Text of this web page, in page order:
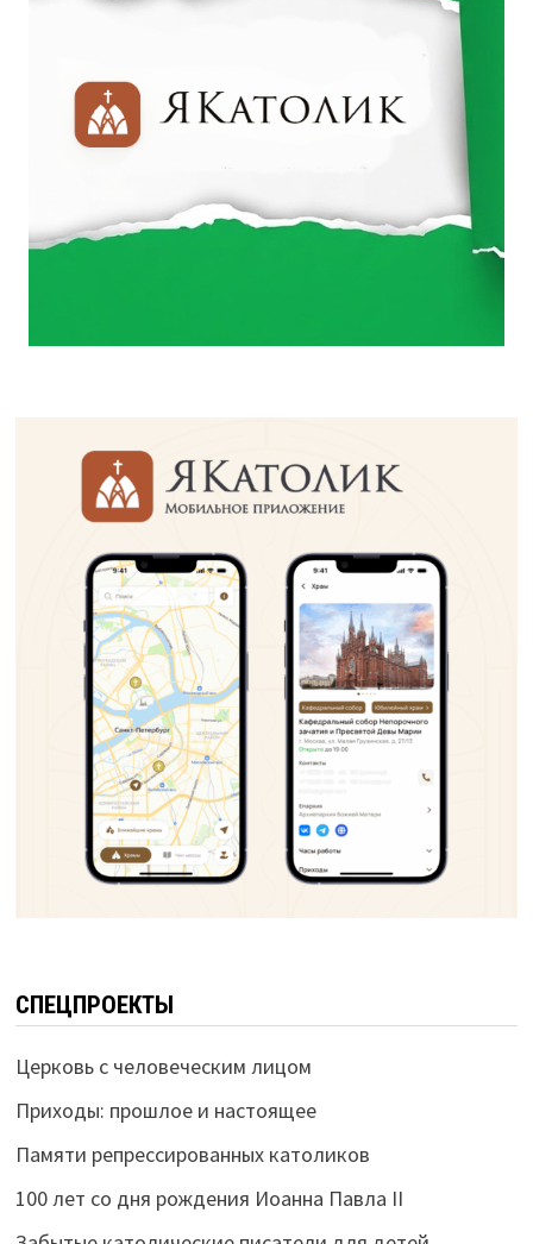
СПЕЦПРОЕКТЫ
Церковь с человеческим лицом
Приходы: прошлое и настоящее
Памяти репрессированных католиков
100 лет со дня рождения Иоанна Павла II